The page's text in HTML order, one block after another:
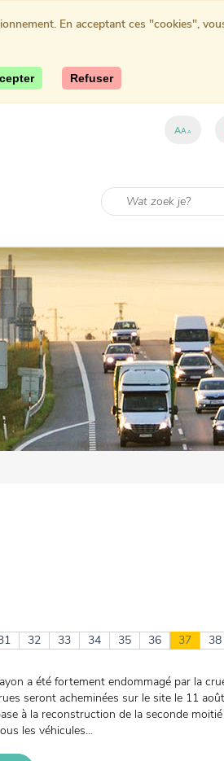
AAA
32 33 34 35 36 37 38
a été fortement endommagé par la
seront acheminées sur le site le 11
à la reconstruction de la seconde
les véhicules...
En acceptant ces "cookies",
Refuser